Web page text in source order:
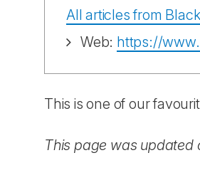
All articles from
Web: https://
This is one of our
This page was updated